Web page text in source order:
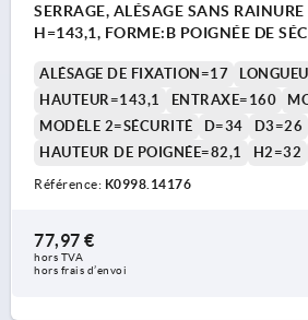
SERRAGE, ALÉSAGE SANS
H=143,1, FORME:B POIGNÉE DE
COMP:THERMOPLASTIQUE GRIS
ALÉSAGE DE FIXATION=17
HAUTEUR=143,1
ENTRAXE=160
MODÈLE 2=SÉCURITÉ
D=34 D3=26
HAUTEUR DE POIGNÉE=82,1
H2=32
Référence: K0998.14176
77,97 €
hors TVA
hors frais d’envoi